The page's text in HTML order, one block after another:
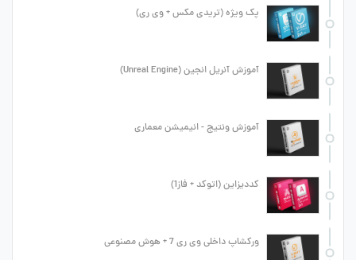
پک ویژه (تریدی مکس + وی ری)
آموزش آنریل انجین (Unreal Engine)
آموزش ونتیج - انیمیشن معماری
کددیزاین (اتوکد + فاز1)
ورکشاپ داخلی وی ری 7 + هوش مصنوعی